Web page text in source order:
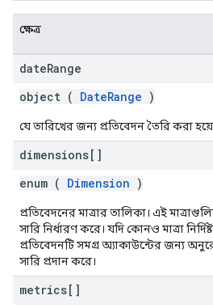
ক্ষেত্র
dateRange
object ( DateRange )
যে তারিখের জন্য প্রতিবেদন তৈরি করা
dimensions[]
enum ( Dimension )
প্রতিবেদনের মাত্রার তালিকা। এই
সারি নির্ধারণ করে। যদি কোনও মাত্রা
প্রতিবেদনটি সমগ্র অ্যাকাউন্টের জন্য
সারি প্রদান করে।
metrics[]